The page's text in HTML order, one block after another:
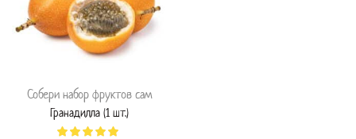
Собери набор фруктов сам
Гранадилла (1 шт.)